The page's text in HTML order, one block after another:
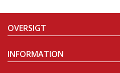
OVERSIGT
INFORMATION